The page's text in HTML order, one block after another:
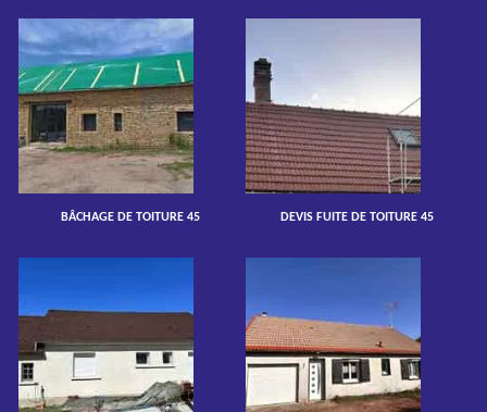
BÂCHAGE DE TOITURE 45 DEVIS FUITE DE TOITURE 45